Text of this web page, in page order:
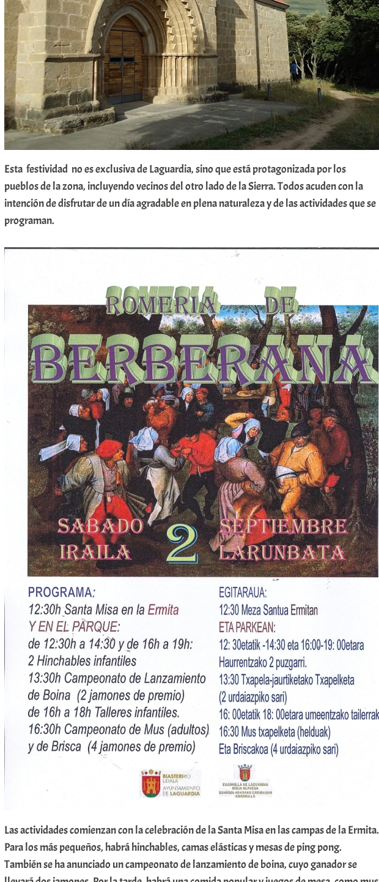
Esta festividad no es exclusiva de Laguardia, sino que está protagonizada por los
pueblos de la zona, incluyendo vecinos del otro lado de la Sierra. Todos acuden con la
intención de disfrutar de un día agradable en plena naturaleza y de las actividades que se
programan.
Las actividades comienzan con la celebración de la Santa Misa en las campas de la Ermita.
Para los más pequeños, habrá hinchables, camas elásticas y mesas de ping pong.
También se ha anunciado un campeonato de lanzamiento de boina, cuyo ganador se